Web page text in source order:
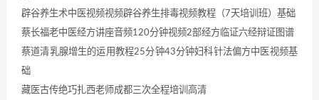
辟谷养生术中医视频视频辟谷养生排毒视频教程（7天培训班）基础
蔡长福老中医经方讲座音频120分钟视频2部经方临证六经辩证图谱
蔡道清乳腺增生的运用教程25分钟43分钟妇科针法偏方中医视频基
础
藏医古传绝巧扎西老师成都三次全程培训高清